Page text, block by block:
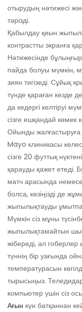
отырудың нәтижесі
тәрізді.
Қабылдау қиын
контрастты экранға
Нәтижесінде
пайда болуы мүмкін,
зиян тигізеді. Сұйық
түнде қараған кезде
да кедергі келтіруі
сізге ешқандай көмек
Ойынды жалғастыруға
Mayo клиникасы
сізге 20 футтық
қарауды қажет етеді.
матч арасында немесе
болса, көзіңізді де
жыпылықтауды
Мүмкін сіз мұны
жыпылықтамайтын
жібереді, ал
түннің бір уағында
температурасын
тырысыңыз.
компьютер үшін сіз
Ағын күн батқаннан